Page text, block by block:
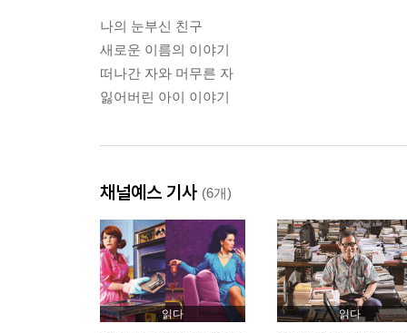
나의 눈부신 친구
새로운 이름의 이야기
떠나간 자와 머무른 자
잃어버린 아이 이야기
채널예스 기사 (6개)
읽다 읽다